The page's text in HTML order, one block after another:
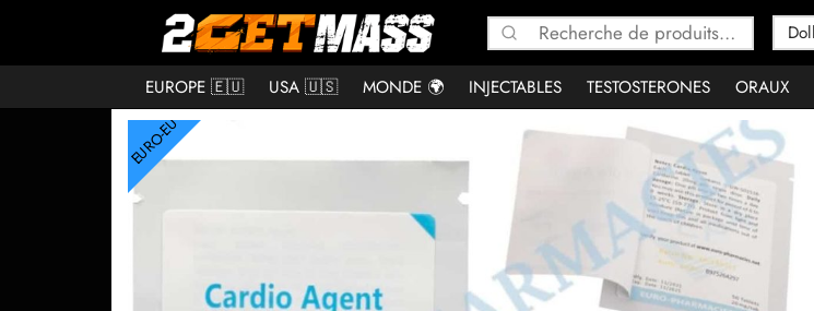
Recherche
pour :
EUROPE 🇪🇺 USA 🇺🇸 MONDE 🌍 INJECTABLES TESTOSTERONES ORAUX
EURO-EU